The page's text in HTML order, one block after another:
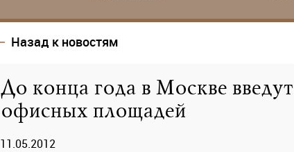
Назад к новостям
До конца года в Москве
офисных площадей
11.05.2012